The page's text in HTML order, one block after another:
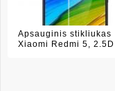
Apsauginis stikliukas
Xiaomi Redmi 5, 2.5D